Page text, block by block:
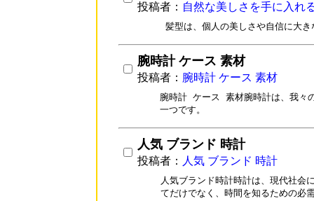
投稿者： 自然な美しさを手に入れ
髪型は、個人の美しさや自信に大
腕時計 ケース 素材
投稿者： 腕時計 ケース 素材
腕時計 ケース 素材腕時計は、我々
一つです。
人気 ブランド 時計
投稿者： 人気 ブランド 時計
人気ブランド時計時計は、現代社会
てだけでなく、時間を知るための必